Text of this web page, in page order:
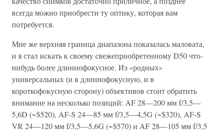
всегда можно приобрести ту оптику, которая вам
потребуется.
Мне же верхняя граница диапазона показалась маловата,
и я стал искать к своему свежеприобретенному D50 что-
нибудь более длиннофокусное. Из «родных»
универсальных (и в длиннофокусную, и в
короткофокусную сторону) объективов стоит обратить
внимание на несколько позиций: AF 28—200 мм f/3,5—
5,6D (~$520), AF-S 24—85 мм f/3,5—4,5G (~$320), AF-S
VR 24—120 мм f/3,5—5,6G (~$570) и AF 28—105 мм f/3,5